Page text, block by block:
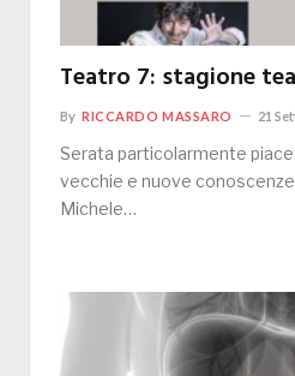
Teatro 7: stagione
By RICCARDO MASSARO 21
Serata particolarmente
vecchie e nuove
Michele…